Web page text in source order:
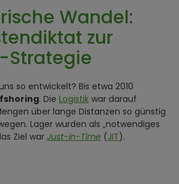
Wandel:
zur
Strategie
so entwickelt? Bis etwa 2010
. Die Logistik war darauf
über lange Distanzen so günstig
Lager wurden als „notwendiges
Ziel war Just-in-Time (JIT).